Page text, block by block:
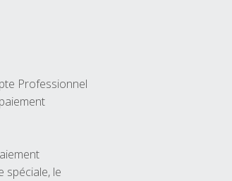
Professionnel
spéciale, le